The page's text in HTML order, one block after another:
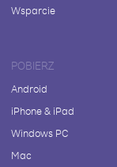
Wsparcie
POBIERZ
Android
iPhone & iPad
Windows PC
Mac